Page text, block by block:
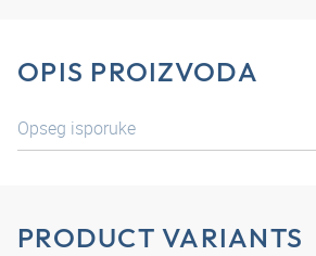
OPIS PROIZVODA
Opseg isporuke
PRODUCT VARIANTS